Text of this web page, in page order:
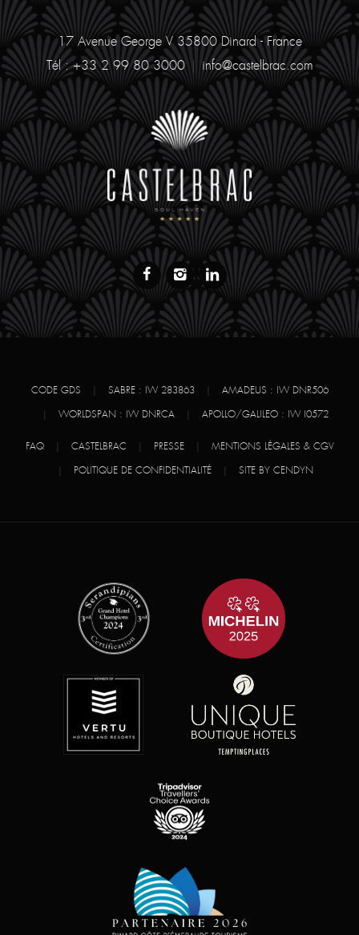
17 Avenue George V 35800 Dinard - France
Tél : +33 2 99 80 3000 | info@castelbrac.com
CODE GDS SABRE : IW 283863 AMADEUS : IW DNR506
WORLDSPAN : IW DNRCA APOLLO/GALILEO : IW I0572
FAQ CASTELBRAC PRESSE MENTIONS LÉGALES & CGV
POLITIQUE DE CONFIDENTIALITÉ SITE BY CENDYN